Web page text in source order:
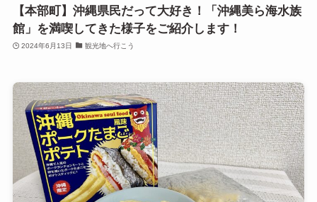
【本部町】沖縄県民だって大好き！「沖縄美ら海水族
館」を満喫してきた様子をご紹介します！
2024年6月13日 観光地へ行こう